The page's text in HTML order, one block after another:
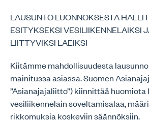
LAUSUNTO LUONNOKSESTA
ESITYKSEKSI VESILIIKENNELAIKSI
LIITTYVIKSI LAEIKSI
Kiitämme mahdollisuudesta
mainitussa asiassa. Suomen
”Asianajajaliitto”) kiinnittää huomiota
vesiliikennelain soveltamisalaa,
rikkomuksia koskeviin säännöksiin.